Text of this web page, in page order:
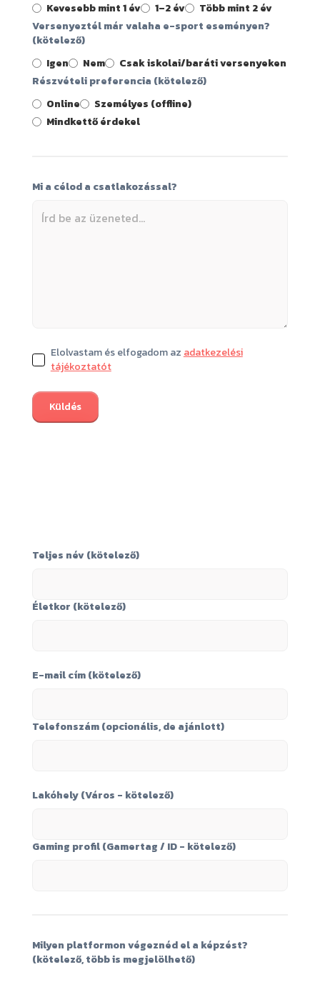
Kevesebb mint 1 év
1–2 év
Több mint 2 év
Versenyeztél már valaha e-sport eseményen?
(kötelező)
Igen
Nem
Csak iskolai/baráti versenyeken
Részvételi preferencia (kötelező)
Online
Személyes (offline)
Mindkettő érdekel
Mi a célod a csatlakozással?
Elolvastam és elfogadom az adatkezelési
tájékoztatót
Teljes név (kötelező)
Életkor (kötelező)
E-mail cím (kötelező)
Telefonszám (opcionális, de ajánlott)
Lakóhely (Város - kötelező)
Gaming profil (Gamertag / ID - kötelező)
Milyen platformon végeznéd el a képzést?
(kötelező, több is megjelölhető)